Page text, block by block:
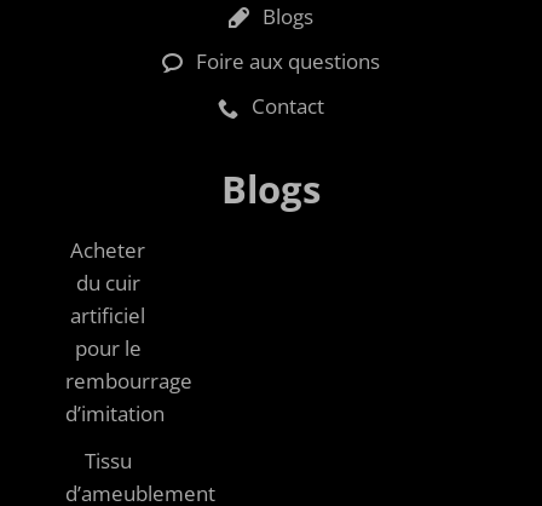
Blogs
Foire aux questions
Contact
Blogs
Acheter
du cuir
artificiel
pour le
rembourrage
d’imitation
Tissu
d’ameublement